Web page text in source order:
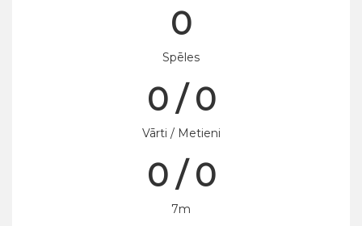
0
Spēles
0 / 0
Vārti / Metieni
0 / 0
7m